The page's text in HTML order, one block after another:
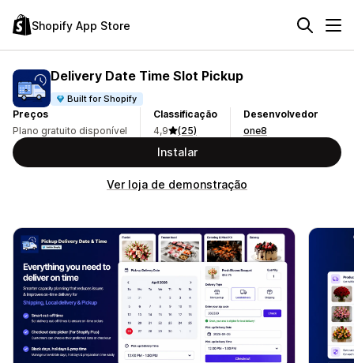
Shopify App Store
Delivery Date Time Slot Pickup
Built for Shopify
Preços
Plano gratuito disponível
Classificação
4,9
(25)
Desenvolvedor
one8
Instalar
Ver loja de demonstração